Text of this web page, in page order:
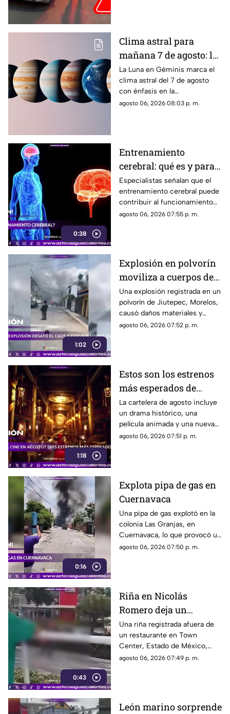
Clima astral para
mañana 7 de agosto: la
Luna cambia a Géminis
y favorece la
comunicación
La Luna en Géminis marca el
clima astral del 7 de agosto
con énfasis en la
comunicación, las ideas y los
agosto 06, 2026 08:03 p. m.
0:38
Entrenamiento
cerebral: qué es y para
qué sirve
Especialistas señalan que el
entrenamiento cerebral puede
contribuir al funcionamiento
cognitivo cuando se combina
agosto 06, 2026 07:55 p. m.
1:02
Explosión en polvorín
moviliza a cuerpos de
emergencia
Una explosión registrada en un
polvorín de Jiutepec, Morelos,
causó daños materiales y
generó un operativo de
agosto 06, 2026 07:52 p. m.
1:18
Estos son los estrenos
más esperados de
agosto
La cartelera de agosto incluye
un drama histórico, una
película animada y una nueva
entrega de terror para distintos
agosto 06, 2026 07:51 p. m.
0:16
Explota pipa de gas en
Cuernavaca
Una pipa de gas explotó en la
colonia Las Granjas, en
Cuernavaca, lo que provocó un
despliegue de bomberos y
agosto 06, 2026 07:50 p. m.
0:43
Riña en Nicolás
Romero deja un
hombre muerto
Una riña registrada afuera de
un restaurante en Town
Center, Estado de México,
dejó un hombre sin vida.
agosto 06, 2026 07:49 p. m.
León marino sorprende